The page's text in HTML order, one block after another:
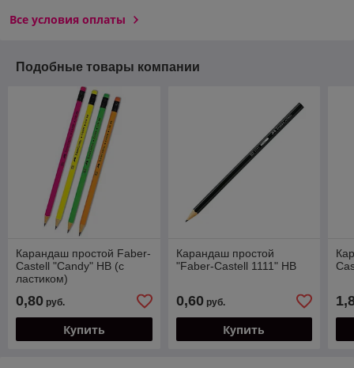
Все условия оплаты
Подобные товары компании
Карандаш простой Faber-
Castell "Candy" HВ (с
ластиком)
0,80 руб.
Купить
Карандаш простой
"Faber-Castell 1111" HВ
0,60руб.
Купить